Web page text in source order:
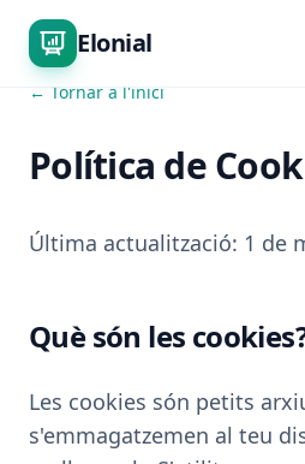
Elonial
← Tornar a l'inici
Política de
Última actualització: 1 de
Què són les
Les cookies són petits
s'emmagatzemen al teu